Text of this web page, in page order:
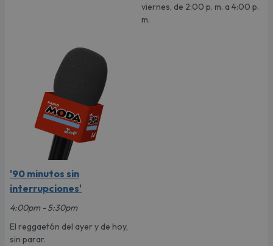
viernes, de 2:00 p. m. a 4:00 p.
m.
'90 minutos sin
interrupciones'
4:00pm - 5:30pm
El reggaetón del ayer y de hoy,
sin parar.